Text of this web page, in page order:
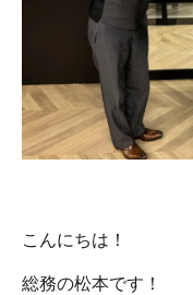
こんにちは！
総務の松本です！